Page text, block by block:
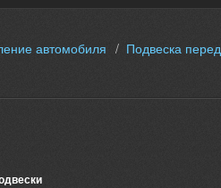
автомобиля / Подвеска